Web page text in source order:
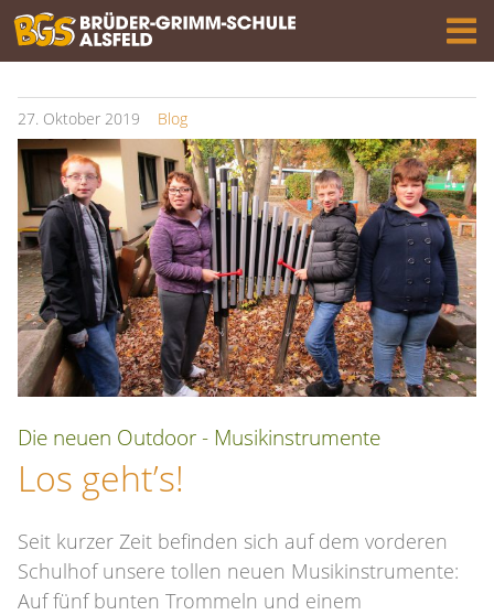
27. Oktober 2019 Blog
Die neuen Outdoor - Musikinstrumente
Los geht’s!
Seit kurzer Zeit befinden sich auf dem vorderen
Schulhof unsere tollen neuen Musikinstrumente:
Auf fünf bunten Trommeln und einem